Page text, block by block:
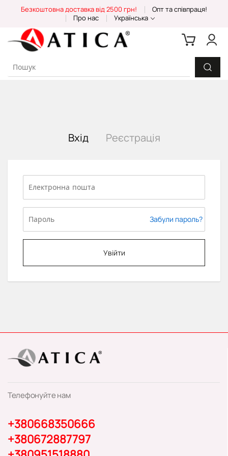
Content
Безкоштовна доставка від 2500 грн!
Опт та співпраця!
Про нас
Українська
Вхід Реєстрація
Забули пароль?
Увійти
Телефонуйте нам
+380668350666
+380672887797